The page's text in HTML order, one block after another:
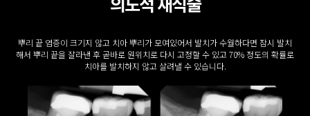
뿌리 끝 염증이 크기지 않고 치아 뿌리가 모여있어서 발치가 수월하다면 잠시 발치
해서 뿌리 끝을 잘라낸 후 곧바로 원위치로 다시 고정할 수 있고 70% 정도의 확률로
치아를 발치하지 않고 살려낼 수 있습니다.